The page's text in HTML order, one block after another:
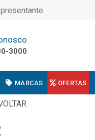
3000
MARCAS OFERTAS